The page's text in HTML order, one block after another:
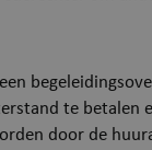
te betalen
door de
Naam
JSESSIONID